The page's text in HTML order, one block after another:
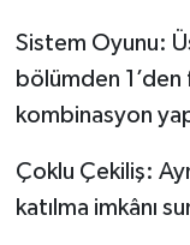
Sistem Oyunu:
bölümden
kombinasyon
Çoklu Çekiliş:
katılma imkânı